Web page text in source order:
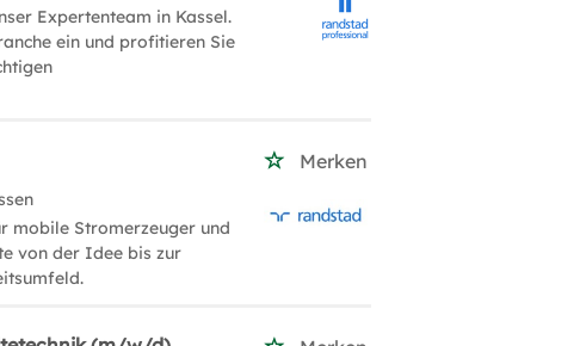
Expertenteam in Kassel.
ein und profitieren Sie
Merken
mobile Stromerzeuger und
von der Idee bis zur